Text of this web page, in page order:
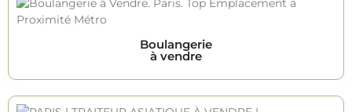
Boulangerie
à vendre